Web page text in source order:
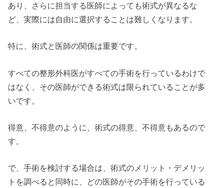
あり、さらに担当する医師によっても術式が異なるな
ど、実際には自由に選択することは難しくなります。
特に、術式と医師の関係は重要です。
すべての整形外科医がすべての手術を行っているわけで
はなく、その医師ができる術式は限られていることが多
いです。
得意、不得意のように、術式の得意、不得意もあるので
す。
で、手術を検討する場合は、術式のメリット・デメリッ
トを調べると同時に、どの医師がその手術を行っている